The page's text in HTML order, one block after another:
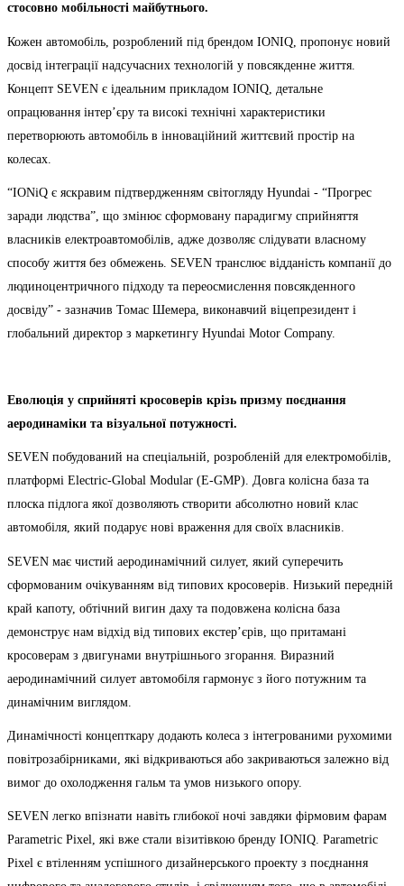
стосовно мобільності майбутнього.
Кожен автомобіль, розроблений під брендом IONIQ, пропонує новий
досвід інтеграції надсучасних технологій у повсякденне життя.
Концепт SEVEN є ідеальним прикладом IONIQ, детальне
опрацювання інтер’єру та високі технічні характеристики
перетворюють автомобіль в інноваційний життєвий простір на
колесах.
“IONіQ є яскравим підтвердженням світогляду Hyundai - “Прогрес
заради людства”, що змінює сформовану парадигму сприйняття
власників електроавтомобілів, адже дозволяє слідувати власному
способу життя без обмежень. SEVEN транслює відданість компанії до
людиноцентричного підходу та переосмислення повсякденного
досвіду” - зазначив Томас Шемера, виконавчий віцепрезидент і
глобальний директор з маркетингу Hyundai Motor Company.
Еволюція у сприйняті кросоверів крізь призму поєднання
аеродинаміки та візуальної потужності.
SEVEN побудований на спеціальній, розробленій для електромобілів,
платформі Electric-Global Modular (E-GMP). Довга колісна база та
плоска підлога якої дозволяють створити абсолютно новий клас
автомобіля, який подарує нові враження для своїх власників.
SEVEN має чистий аеродинамічний силует, який суперечить
сформованим очікуванням від типових кросоверів. Низький передній
край капоту, обтічний вигин даху та подовжена колісна база
демонструє нам відхід від типових екстер’єрів, що притамані
кросоверам з двигунами внутрішнього згорання. Виразний
аеродинамічний силует автомобіля гармонує з його потужним та
динамічним виглядом.
Динамічності концепткару додають колеса з інтегрованими рухомими
повітрозабірниками, які відкриваються або закриваються залежно від
вимог до охолодження гальм та умов низького опору.
SEVEN легко впізнати навіть глибокої ночі завдяки фірмовим фарам
Parametric Pixel, які вже стали візитівкою бренду IONIQ. Parametric
Pixel є втіленням успішного дизайнерського проекту з поєднання